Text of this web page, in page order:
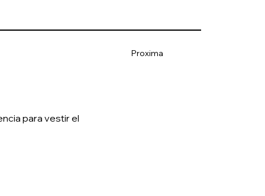
Proxima
para vestir el